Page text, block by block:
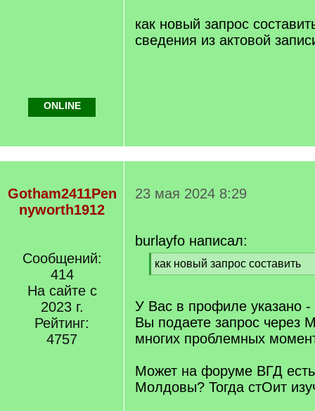
как новый запрос
сведения из актовой
ONLINE
Gotham2411Pen
nyworth1912
Сообщений:
414
На сайте с
2023 г.
Рейтинг:
4757
23 мая 2024 8:29
burlayfo написал:
[
q
как новый запрос составить
[
q
]
У Вас в профиле указано
Вы подаете запрос через
многих проблемных
Может на форуме ВГД
Молдовы? Тогда стОит